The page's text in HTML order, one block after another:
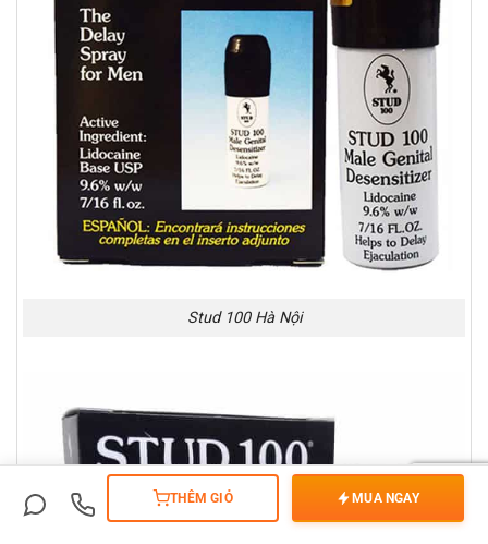
Stud 100 Hà Nội
THÊM GIỎ MUA NGAY